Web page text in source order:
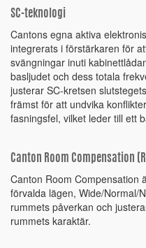
SC-teknologi
Cantons egna aktiva
integrerats i förstärkaren för
svängningar inuti
basljudet och dess totala
justerar SC-kretsen
främst för att undvika
fasningsfel, vilket leder till ett
Canton Room Compensation
Canton Room Compensation
förvalda lägen, Wide/Normal/
rummets påverkan och
rummets karaktär.